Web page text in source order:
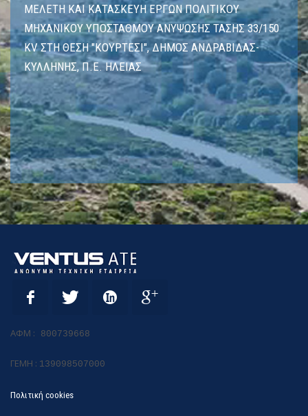
ΜΕΛΕΤΗ ΚΑΙ ΚΑΤΑΣΚΕΥΗ ΕΡΓΩΝ ΠΟΛΙΤΙΚΟΥ
ΜΗΧΑΝΙΚΟΥ ΥΠΟΣΤΑΘΜΟΥ ΑΝΥΨΩΣΗΣ ΤΑΣΗΣ 33/150
KV ΣΤΗ ΘΕΣΗ "ΚΟΥΡΤΕΣΙ", ΔΗΜΟΣ ΑΝΔΡΑΒΙΔΑΣ-
ΚΥΛΛΗΝΗΣ, Π.Ε. ΗΛΕΙΑΣ
ΑΦΜ : 800739668
ΓΕΜΗ : 139098507000
Πολιτική cookies